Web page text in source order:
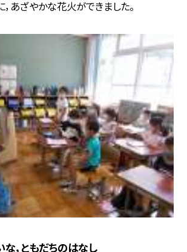
あざやかな花火ができました。
，ともだちのはなし